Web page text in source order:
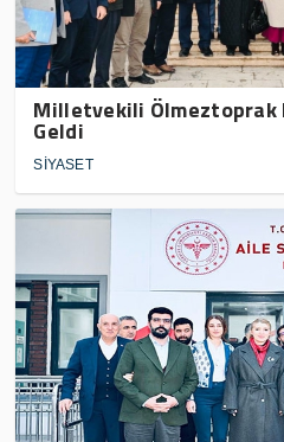
Milletvekili
Geldi
SİYASET